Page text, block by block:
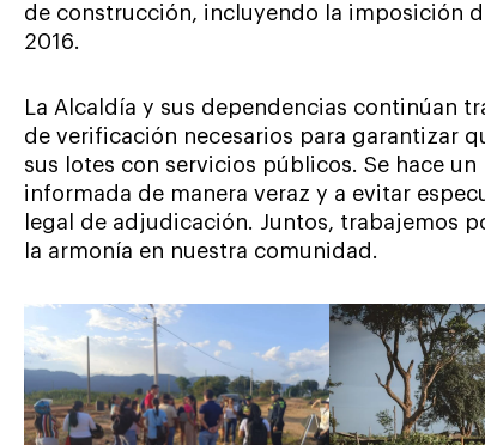
de construcción, incluyendo la imposición
2016.
La Alcaldía y sus dependencias continúan
de verificación necesarios para garantizar
sus lotes con servicios públicos. Se hace
informada de manera veraz y a evitar
legal de adjudicación. Juntos, trabajemos
la armonía en nuestra comunidad.